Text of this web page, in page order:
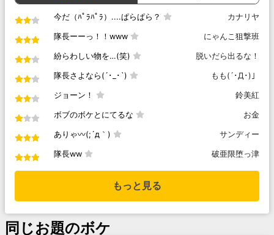
今だ（ﾊﾟﾗﾊﾟﾗ）....ぱらぱら？ カナリヤ
隊長ーーっ！！www にゃんこ狙撃班
紛らわしい物を…(笑) 脱いだら出るな！
隊長さよなら(´･_･`) もも(´･Д･)」
ジョーン！ 鈴美紅
ボブのボケとにてるな お金
ありゃ〰(;´д｀) サンディー
隊長ww 破亜限堕っ津
もっと見る
同じお題のボケ